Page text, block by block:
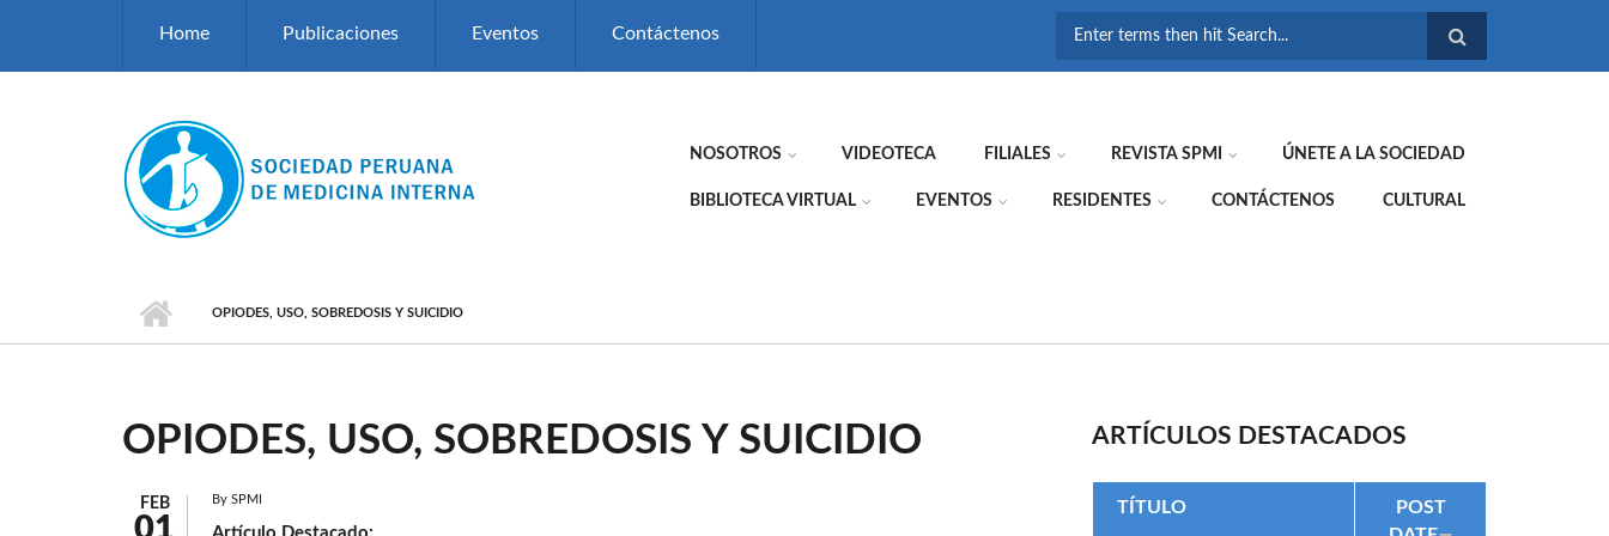
Home Publicaciones Eventos Contáctenos
NOSOTROS VIDEOTECA FILIALES REVISTA SPMI ÚNETE A LA SOCIEDAD
BIBLIOTECA VIRTUAL EVENTOS RESIDENTES CONTÁCTENOS CULTURAL
OPIODES, USO, SOBREDOSIS Y SUICIDIO
OPIODES, USO, SOBREDOSIS Y SUICIDIO
FEB By SPMI
ARTÍCULOS DESTACADOS
TÍTULO
POST